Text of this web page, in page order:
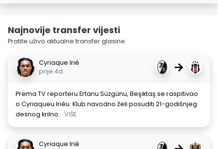
Najnovije transfer vijesti
Pratite uživo aktualne transfer glasine.
Cyriaque Irié
prije 4d
→
Prema TV reporteru Ertanu Süzgünu, Beşiktaş se raspitivao
o Cyriaqueu Iriéu. Klub navodno želi posuditi 21-godišnjeg
desnog krilno... VIŠE
Cyriaque Irié